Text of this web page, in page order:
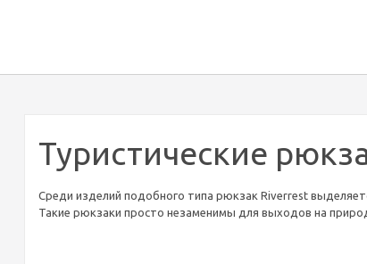
Туристические
Среди изделий подобного типа рюкзак Riverrest
Такие рюкзаки просто незаменимы для выходов на